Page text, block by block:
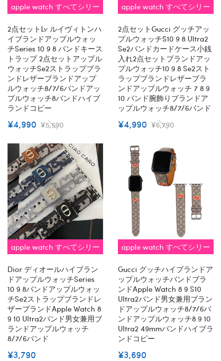
apple watch すべてシリー
2点セットLv ルイヴィトンハ
イブランドアップルウォッ
チseries 10 9 8 バンドキース
トラップ 2点セットアップル
ウォッチse2ストラップブラ
ンドレザーブランドアップ
ルウォッチ8/7/6バンドアッ
プルウォッチ8バンドハイブ
ランドコピー
¥4,990 ¥5,590
apple watch すべてシリー
2点セットGucci グッチアッ
プルウォッチs10 9 8 Ultra2
Se2バンドカードケース小銭
入れ2点セットブランドアッ
プルウォッチ10 9 8 Se2スト
ラップブランドレザーブラ
ンドアップルウォッチ 7 8 9
10 バンド腕飾りブランドア
ップルウォッチ8/7/6バンド
¥4,990 ¥6,790
apple watch すべてシリー
Dior ディオールハイブラン
ドアップルウォッチseries
10 9 8バンドアップルウォッ
チse2ストラップブランドレ
ザーブランドapple Watch 8
9 10 Ultra2バンド男女兼用ブ
ランドアップルウォッチ
8/7/6バンド
¥3,790
apple watch すべてシリー
Gucci グッチハイブランドア
ップルウォッチバンドブラ
ンドapple Watch 8 9 S10
Ultra2バンド男女兼用ブラン
ドアップルウォッチ8/7/6バ
ンドアップルウォッチ8 9 10
Ultra2 49mmバンドハイブラ
ンドコピー
¥3,690